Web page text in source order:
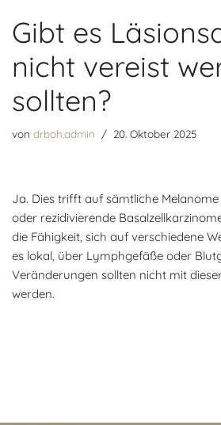
e
Gibt es
nicht vereist
sollten?
von drboh.admin 20. Oktober 2025
Ja. Dies trifft auf sämtliche
oder rezidivierende
die Fähigkeit, sich auf verschiedene
es lokal, über Lymphgefäße oder
Veränderungen sollten nicht mit
werden.